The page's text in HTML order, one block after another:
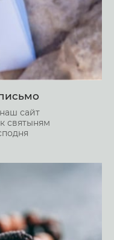
сайт
святыням